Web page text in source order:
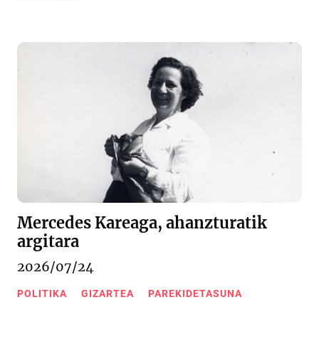
Mercedes Kareaga, ahanzturatik
argitara
2026/07/24
POLITIKA GIZARTEA PAREKIDETASUNA